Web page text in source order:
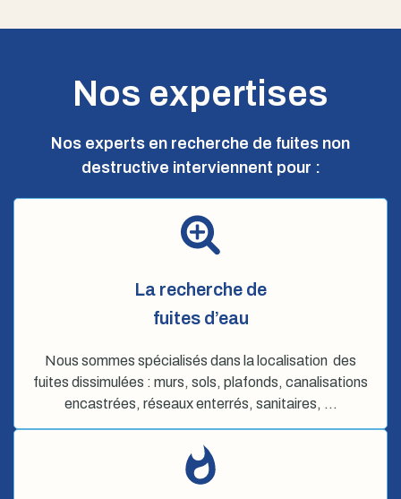
Nos expertises
Nos experts en recherche de fuites non
destructive interviennent pour :
La recherche de
fuites d’eau
Nous sommes spécialisés dans la localisation des
fuites dissimulées : murs, sols, plafonds, canalisations
encastrées, réseaux enterrés, sanitaires, …